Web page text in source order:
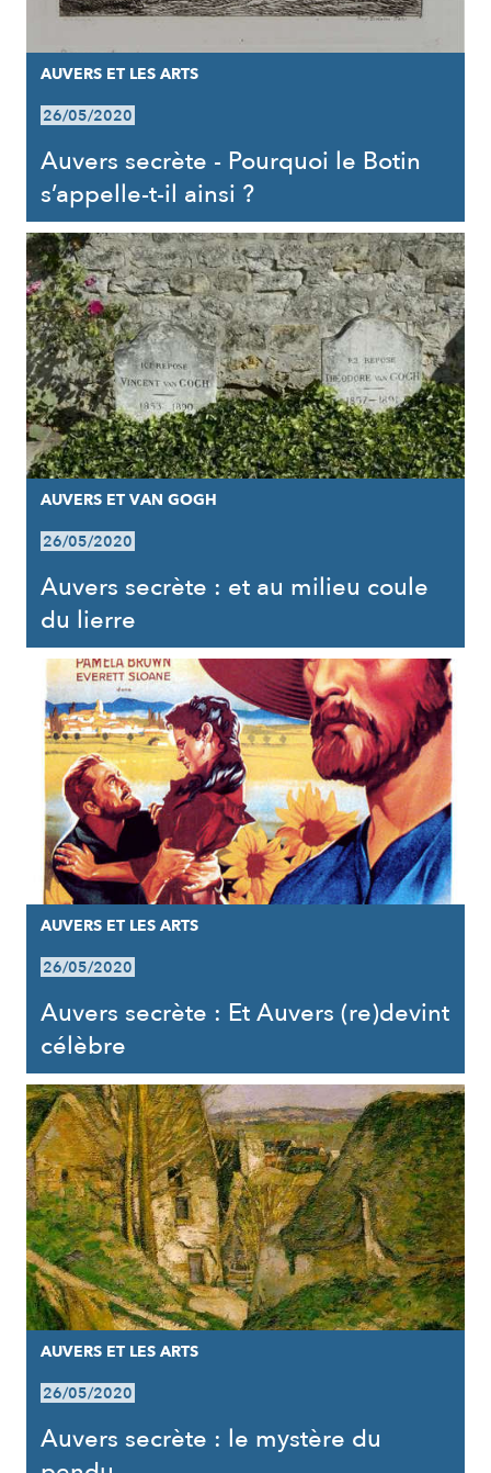
AUVERS ET LES ARTS
26/05/2020
Auvers secrète - Pourquoi le Botin
s’appelle-t-il ainsi ?
AUVERS ET VAN GOGH
26/05/2020
Auvers secrète : et au milieu coule
du lierre
AUVERS ET LES ARTS
26/05/2020
Auvers secrète : Et Auvers (re)devint
célèbre
AUVERS ET LES ARTS
26/05/2020
Auvers secrète : le mystère du